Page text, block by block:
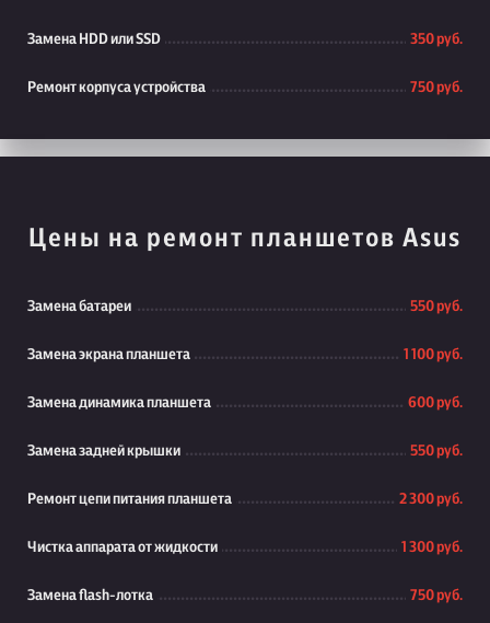
Замена HDD или SSD 350 руб.
Ремонт корпуса устройства 750 руб.
Цены на ремонт планшетов Asus
Замена батареи 550 руб.
Замена экрана планшета 1 100 руб.
Замена динамика планшета 600 руб.
Замена задней крышки 550 руб.
Ремонт цепи питания планшета 2 300 руб.
Чистка аппарата от жидкости 1 300 руб.
Замена flash-лотка 750 руб.